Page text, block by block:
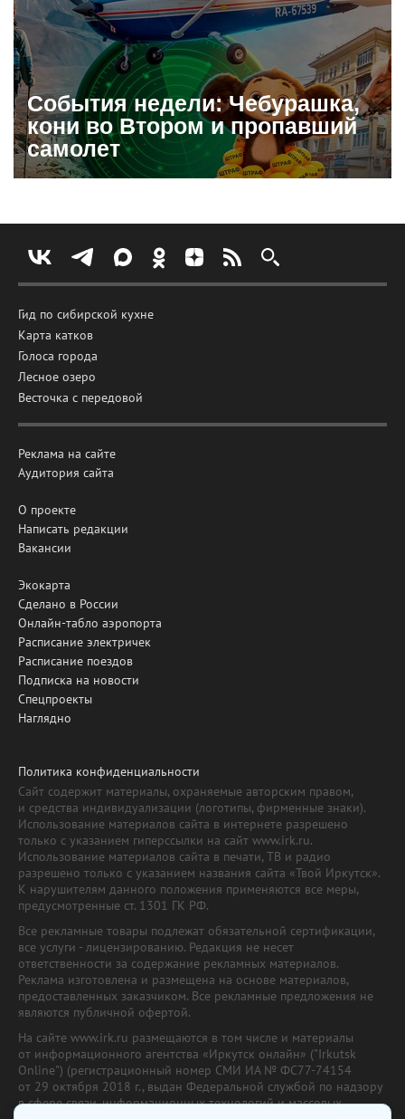
События недели: Чебурашка,
кони во Втором и пропавший
самолет
Гид по сибирской кухне
Карта катков
Голоса города
Лесное озеро
Весточка с передовой
Реклама на сайте
Аудитория сайта
О проекте
Написать редакции
Вакансии
Экокарта
Сделано в России
Онлайн-табло аэропорта
Расписание электричек
Расписание поездов
Подписка на новости
Спецпроекты
Наглядно
Политика конфиденциальности
Сайт содержит материалы, охраняемые авторским правом,
и средства индивидуализации (логотипы, фирменные знаки).
Использование материалов сайта в интернете разрешено
только с указанием гиперссылки на сайт www.irk.ru.
Использование материалов сайта в печати, ТВ и радио
разрешено только с указанием названия сайта «Твой Иркутск».
К нарушителям данного положения применяются все меры,
предусмотренные ст. 1301 ГК РФ.
Все рекламные товары подлежат обязательной сертификации,
все услуги - лицензированию. Редакция не несет
ответственности за содержание рекламных материалов.
Реклама изготовлена и размещена на основе материалов,
предоставленных заказчиком. Все рекламные предложения не
являются публичной офертой.
На сайте www.irk.ru размещаются в том числе и материалы
от информационного агентства «Иркутск онлайн» ("Irkutsk
Online") (регистрационный номер СМИ ИА № ФС77-74154
от 29 октября 2018 г., выдан Федеральной службой по надзору
в сфере связи, информационных технологий и массовых